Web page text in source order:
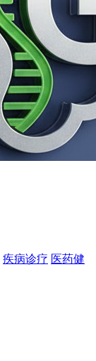
疾病诊疗 医药健